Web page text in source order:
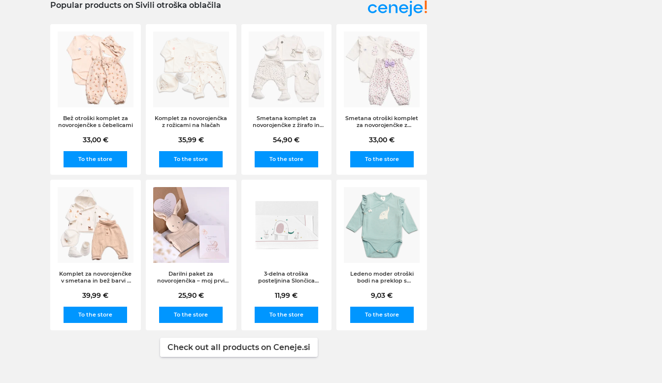
Popular products on Sivili otroška oblačila
Bež otroški komplet za
novorojenčke s čebelicami
33,00 €
To the store
Komplet za novorojenčka
z rožicami na hlačah
35,99 €
To the store
Smetana komplet za
novorojenčke z žirafo in
54,90 €
To the store
Smetana otroški komplet
za novorojenčke z
33,00 €
To the store
Komplet za novorojenčke
v smetana in bež barvi z
39,99 €
To the store
Darilni paket za
novorojenčka – moj prvi
25,90 €
To the store
3-delna otroška
posteljnina Slončica
11,99 €
To the store
Ledeno moder otroški
bodi na preklop s
9,03 €
To the store
Check out all products on Ceneje.si